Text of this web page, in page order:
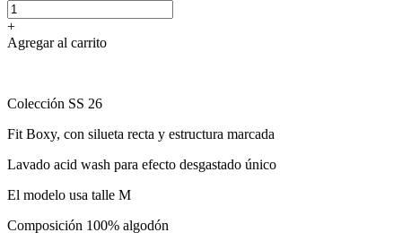
+
Agregar al carrito
Colección SS 26
Fit Boxy, con silueta recta y estructura marcada
Lavado acid wash para efecto desgastado único
El modelo usa talle M
Composición 100% algodón